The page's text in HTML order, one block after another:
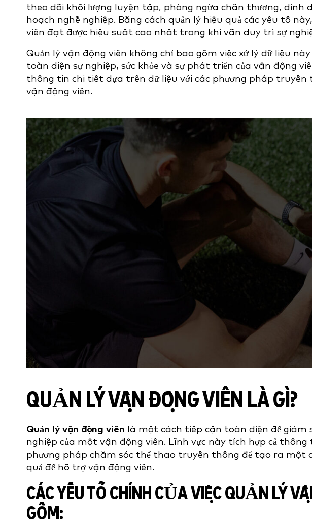
theo dõi khối lượng luyện tập, phòng ngừa chấn thương, dinh
hoạch nghề nghiệp. Bằng cách quản lý hiệu quả các yếu tố
viên đạt được hiệu suất cao nhất trong khi vẫn duy trì sự
Quản lý vận động viên không chỉ bao gồm việc xử lý dữ liệu
toàn diện sự nghiệp, sức khỏe và sự phát triển của vận động
thông tin chi tiết dựa trên dữ liệu với các phương pháp
vận động viên.
QUẢN LÝ VẬN ĐỘNG VIÊN LÀ GÌ?
Quản lý vận động viên là một cách tiếp cận toàn diện để giám
nghiệp của một vận động viên. Lĩnh vực này tích hợp cả
phương pháp chăm sóc thể thao truyền thống để tạo ra một
quả để hỗ trợ vận động viên.
CÁC YẾU TỐ CHÍNH CỦA VIỆC QUẢN LÝ
GỒM: